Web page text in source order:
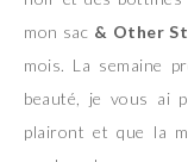
mon sac & Other
mois. La semaine
beauté, je vous ai
plairont et que la